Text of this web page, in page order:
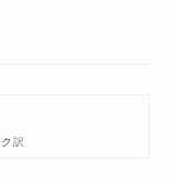
野塚知二）／原注
訳